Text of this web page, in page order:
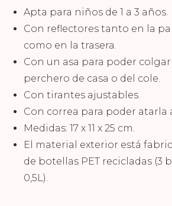
Apta para niños de 1 a 3 años.
Con reflectores tanto en la
como en la trasera.
Con un asa para poder
perchero de casa o del cole.
Con tirantes ajustables.
Con correa para poder atarla
Medidas: 17 x 11 x 25 cm.
El material exterior está
de botellas PET recicladas (3
0,5L).